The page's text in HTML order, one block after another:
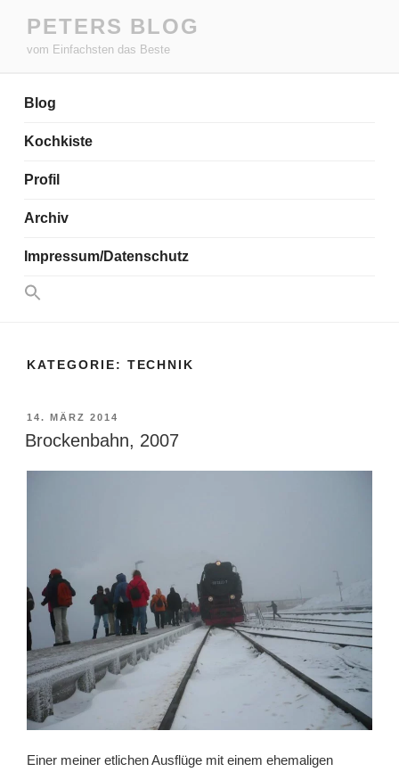
Inhalt
springen
PETERS BLOG
vom Einfachsten das Beste
Blog
Kochkiste
Profil
Archiv
Impressum/Datenschutz
Search
for:
KATEGORIE: TECHNIK
VERÖFFENTLICHT
AM
14. MÄRZ 2014
Brockenbahn, 2007
Einer meiner etlichen Ausflüge mit einem ehemaligen